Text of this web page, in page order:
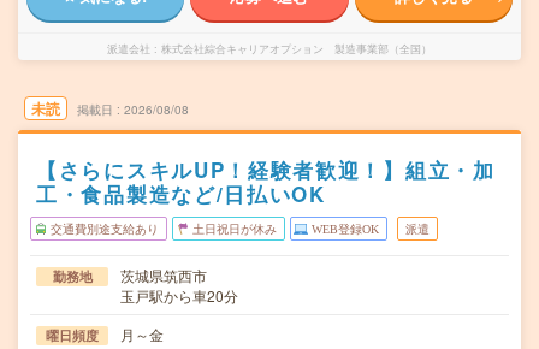
派遣会社 株式会社綜合キャリアオプション 製造事業部（全国）
未読 掲載日 2026/08/08
【さらにスキルUP！経験者歓迎！】組立・加
工・食品製造など/日払いOK
交通費別途支給あり 土日祝日が休み WEB登録OK 派遣
勤務地
茨城県筑西市
玉戸駅から車20分
曜日頻度 月～金